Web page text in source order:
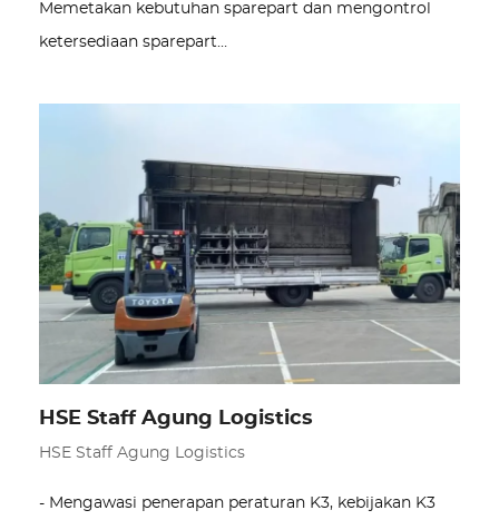
Memetakan kebutuhan sparepart dan mengontrol
ketersediaan sparepart…
HSE Staff Agung Logistics
HSE Staff Agung Logistics
- Mengawasi penerapan peraturan K3, kebijakan K3